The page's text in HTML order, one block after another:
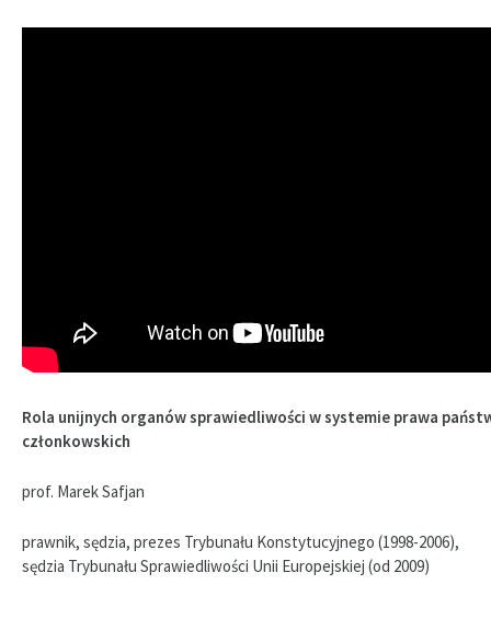
Rola unijnych organów sprawiedliwości w systemie prawa
członkowskich
prof. Marek Safjan
prawnik, sędzia, prezes Trybunału Konstytucyjnego (1998-2006),
sędzia Trybunału Sprawiedliwości Unii Europejskiej (od 2009)